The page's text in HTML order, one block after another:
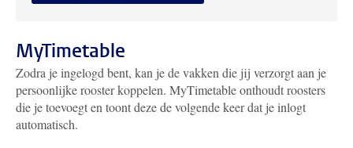
MyTimetable
Zodra je ingelogd bent, kan je de vakken die jij verzorgt aan je
persoonlijke rooster koppelen. MyTimetable onthoudt roosters
die je toevoegt en toont deze de volgende keer dat je inlogt
automatisch.